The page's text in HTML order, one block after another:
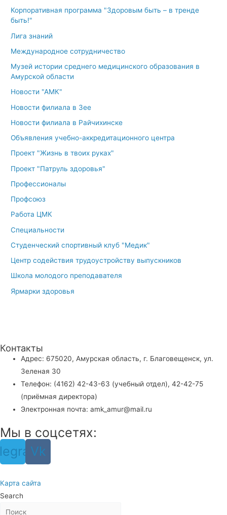
Корпоративная программа "Здоровым быть – в тренде
быть!"
Лига знаний
Международное сотрудничество
Музей истории среднего медицинского образования в
Амурской области
Новости "АМК"
Новости филиала в Зее
Новости филиала в Райчихинске
Объявления учебно-аккредитационного центра
Проект "Жизнь в твоих руках"
Проект "Патруль здоровья"
Профессионалы
Профсоюз
Работа ЦМК
Специальности
Студенческий спортивный клуб "Медик"
Центр содействия трудоустройству выпускников
Школа молодого преподавателя
Ярмарки здоровья
Контакты
Адрес: 675020, Амурская область, г. Благовещенск, ул.
Зеленая 30
Телефон: (4162) 42-43-63 (учебный отдел), 42-42-75
(приёмная директора)
Электронная почта: amk_amur@mail.ru
Мы в соцсетях:
Vk
Карта сайта
Search